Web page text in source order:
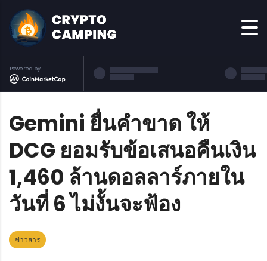
Powered by
Gemini ยื่นคำขาด ให้
DCG ยอมรับข้อเสนอคืนเงิน
1,460 ล้านดอลลาร์ภายใน
วันที่ 6 ไม่งั้นจะฟ้อง
ข่าวสาร